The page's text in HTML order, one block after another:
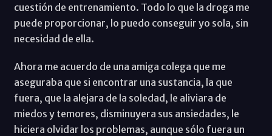
cuestión de entrenamiento. Todo lo que la droga me
puede proporcionar, lo puedo conseguir yo sola, sin
necesidad de ella.
Ahora me acuerdo de una amiga colega que me
aseguraba que si encontrar una sustancia, la que
fuera, que la alejara de la soledad, le aliviara de
miedos y temores, disminuyera sus ansiedades, le
hiciera olvidar los problemas, aunque sólo fuera un